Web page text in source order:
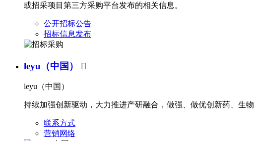
或招采项目第三方采购平台发布的相关信息。
公开招标公告
招标信息发布
leyu（中国） 
leyu（中国）
持续加强创新驱动，大力推进产研融合，做强、做优创新药、生
联系方式
营销网络